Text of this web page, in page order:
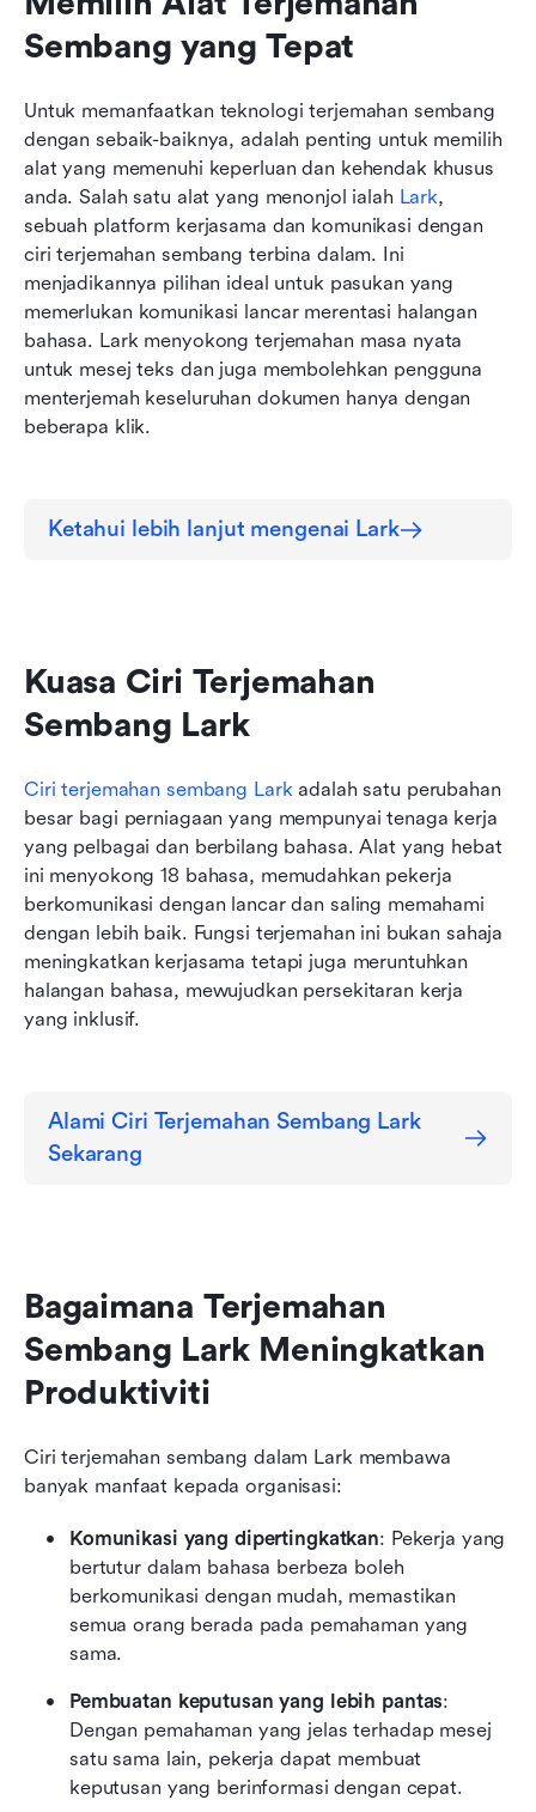
Sembang yang Tepat
Untuk memanfaatkan teknologi terjemahan sembang
dengan sebaik-baiknya, adalah penting untuk memilih
alat yang memenuhi keperluan dan kehendak khusus
anda. Salah satu alat yang menonjol ialah Lark,
sebuah platform kerjasama dan komunikasi dengan
ciri terjemahan sembang terbina dalam. Ini
menjadikannya pilihan ideal untuk pasukan yang
memerlukan komunikasi lancar merentasi halangan
bahasa. Lark menyokong terjemahan masa nyata
untuk mesej teks dan juga membolehkan pengguna
menterjemah keseluruhan dokumen hanya dengan
beberapa klik.
Ketahui lebih lanjut mengenai Lark
Kuasa Ciri Terjemahan
Sembang Lark
Ciri terjemahan sembang Lark adalah satu perubahan
besar bagi perniagaan yang mempunyai tenaga kerja
yang pelbagai dan berbilang bahasa. Alat yang hebat
ini menyokong 18 bahasa, memudahkan pekerja
berkomunikasi dengan lancar dan saling memahami
dengan lebih baik. Fungsi terjemahan ini bukan sahaja
meningkatkan kerjasama tetapi juga meruntuhkan
halangan bahasa, mewujudkan persekitaran kerja
yang inklusif.
Alami Ciri Terjemahan Sembang Lark
Sekarang
Bagaimana Terjemahan
Sembang Lark Meningkatkan
Produktiviti
Ciri terjemahan sembang dalam Lark membawa
banyak manfaat kepada organisasi:
Komunikasi yang dipertingkatkan: Pekerja yang
bertutur dalam bahasa berbeza boleh
berkomunikasi dengan mudah, memastikan
semua orang berada pada pemahaman yang
sama.
Pembuatan keputusan yang lebih pantas:
Dengan pemahaman yang jelas terhadap mesej
satu sama lain, pekerja dapat membuat
keputusan yang berinformasi dengan cepat.